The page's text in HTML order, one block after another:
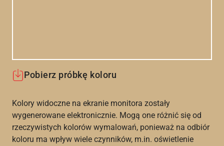
Pobierz próbkę koloru
Kolory widoczne na ekranie monitora zostały
wygenerowane elektronicznie. Mogą one różnić się od
rzeczywistych kolorów wymalowań, ponieważ na odbiór
koloru ma wpływ wiele czynników, m.in. oświetlenie